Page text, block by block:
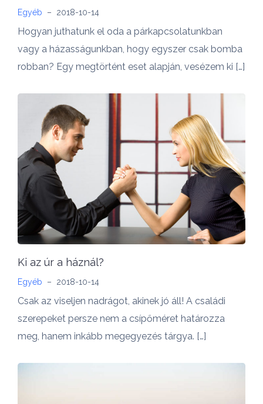
Egyéb – 2018-10-14
Hogyan juthatunk el oda a párkapcsolatunkban
vagy a házasságunkban, hogy egyszer csak bomba
robban? Egy megtörtént eset alapján, vesézem ki […]
Ki az úr a háznál?
Egyéb – 2018-10-14
Csak az viseljen nadrágot, akinek jó áll! A családi
szerepeket persze nem a csípőméret határozza
meg, hanem inkább megegyezés tárgya. […]